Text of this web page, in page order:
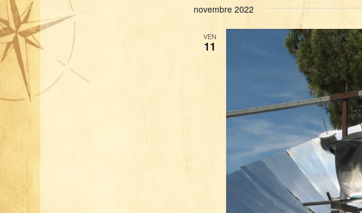
novembre 2022
VEN
11